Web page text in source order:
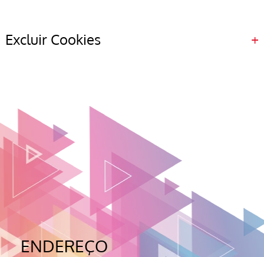
Excluir Cookies
ENDEREÇO